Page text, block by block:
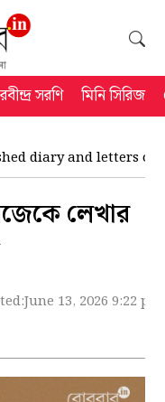
রবীন্দ্র সরণি মিনি সিরিজ
diary and letters of
লেখার
June 13, 2026 9:22 pm